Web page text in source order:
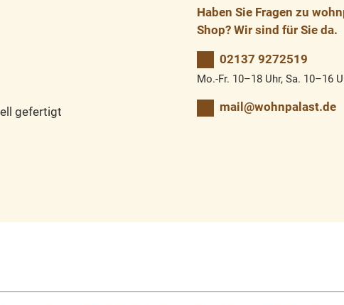
gefertigt
Haben Sie Fragen zu
Shop? Wir sind für Sie da.
02137 9272519
Mo.-Fr. 10–18 Uhr, Sa. 10–16
mail@wohnpalast.de